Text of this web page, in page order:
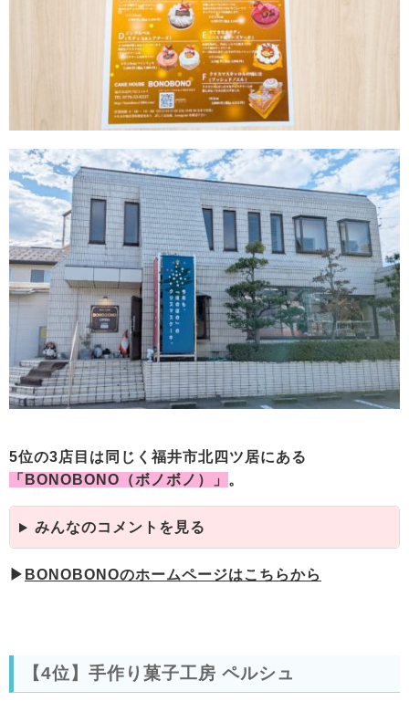
5位の3店目は同じく福井市北四ツ居にある
「BONOBONO（ボノボノ）」 。
みんなのコメントを見る
▶ BONOBONOのホームページはこちらから
【4位】手作り菓子工房 ペルシュ